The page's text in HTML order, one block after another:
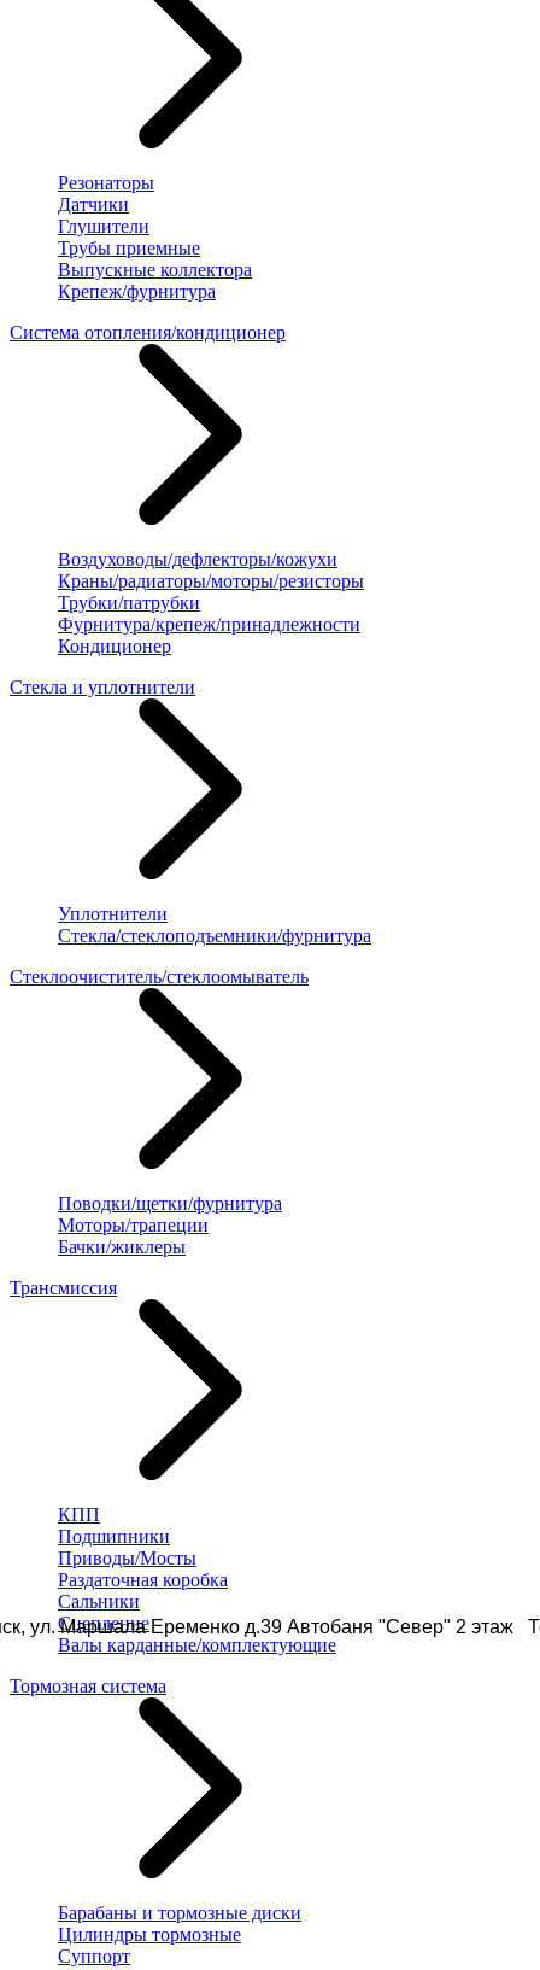
ул. Маршала Еременко д.39 Автобаня "Север" 2 этаж
Резонаторы
Датчики
Глушители
Трубы приемные
Выпускные коллектора
Крепеж/фурнитура
Система отопления/кондиционер
Воздуховоды/дефлекторы/кожухи
Краны/радиаторы/моторы/резисторы
Трубки/патрубки
Фурнитура/крепеж/принадлежности
Кондиционер
Стекла и уплотнители
Уплотнители
Стекла/стеклоподъемники/фурнитура
Стеклоочиститель/стеклоомыватель
Поводки/щетки/фурнитура
Моторы/трапеции
Бачки/жиклеры
Трансмиссия
КПП
Подшипники
Приводы/Мосты
Раздаточная коробка
Сальники
Сцепление
Валы карданные/комплектующие
Тормозная система
Барабаны и тормозные диски
Цилиндры тормозные
Суппорт